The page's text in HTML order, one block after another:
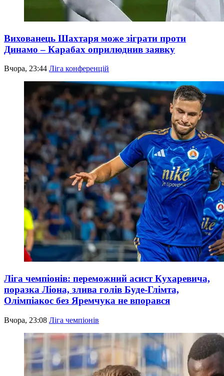
Вихованець Шахтаря може зіграти проти
Динамо – Карабах оприлюднив заявку
Вчора, 23:44 Ліга конференцій
Ліга чемпіонів: переможний асист Кухаревича,
поразка Ліона, злива голів Буде-Глімта,
Олімпіакос без Яремчука не впорався
Вчора, 23:08 Ліга чемпіонів